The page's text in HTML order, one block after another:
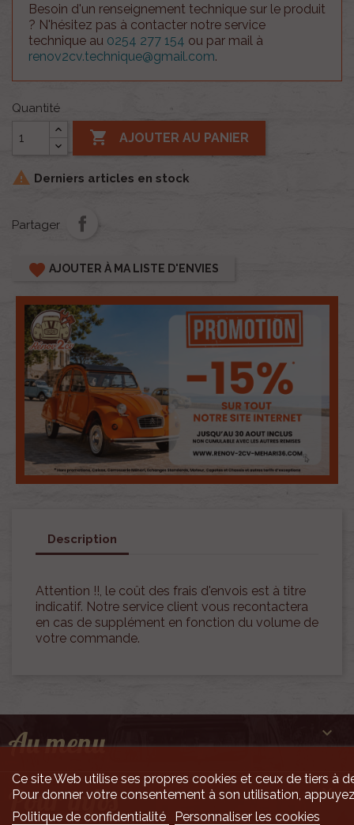
Besoin d'un renseignement technique sur le produit
? N'hésitez pas à contacter notre service
technique au 0254 277 154 ou par mail à
renov2cv.technique@gmail.com.
Quantité
 AJOUTER AU PANIER
 Derniers articles en stock
Partager
favorite AJOUTER À MA LISTE D'ENVIES
Description
Attention !!, le coût des frais d'envois est à titre
indicatif. Notre service client vous recontactera
en cas de supplément en fonction du volume de
votre commande.
Au menu 
Pour infos 
Ce site Web utilise ses propres cookies et ceux de tiers à
Pour donner votre consentement à son utilisation,
Politique de confidentialité
Personnaliser les cookies